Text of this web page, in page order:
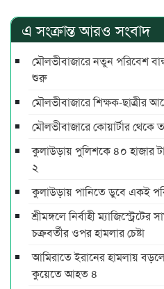
এ সংক্রান্ত আরও সংবাদ
মৌলভীবাজারে নতুন পরিবেশ
শুরু
মৌলভীবাজারে শিক্ষক-ছাত্রীর
মৌলভীবাজারে কোয়ার্টার থেকে
কুলাউড়ায় পুলিশকে ৪০ হাজার
২
কুলাউড়ায় পানিতে ডুবে একই
শ্রীমঙ্গলে নির্বাহী
চক্রবর্তীর ওপর হামলার চেষ্টা
আমিরাতে ইরানের হামলায়
কুয়েতে আহত ৪